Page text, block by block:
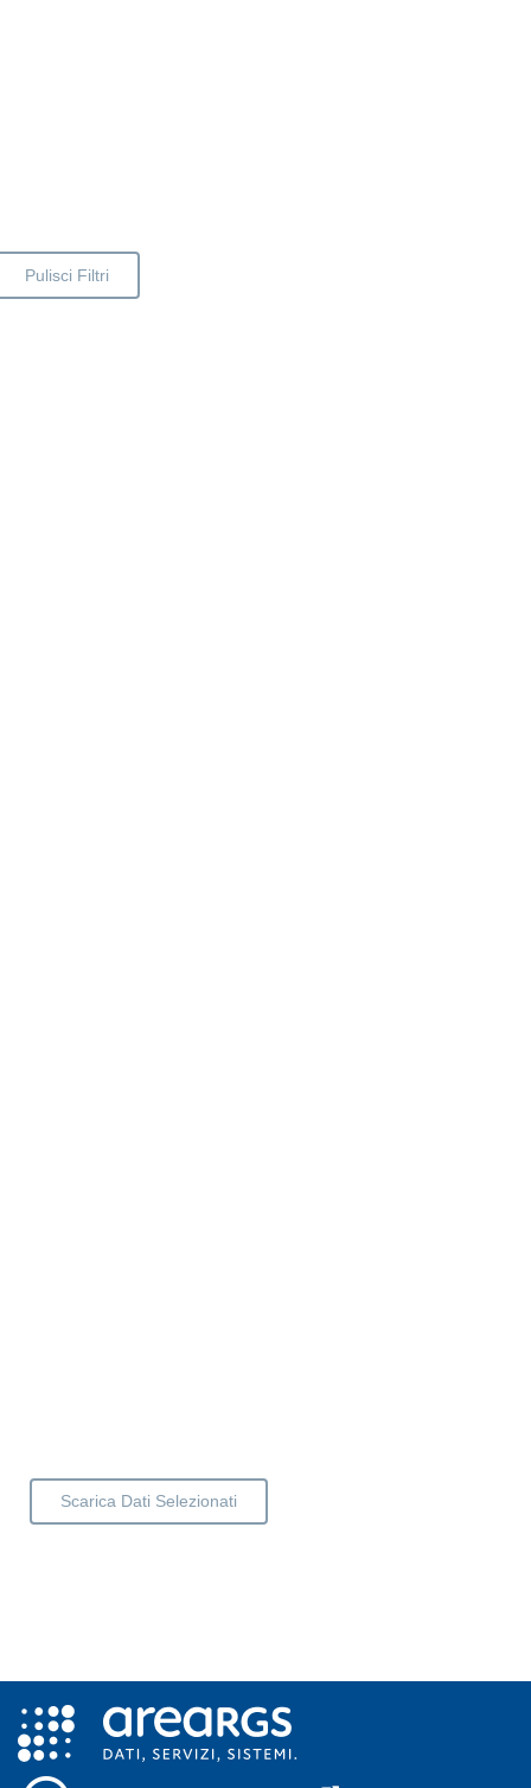
Pulisci Filtri
Scarica Dati Selezionati